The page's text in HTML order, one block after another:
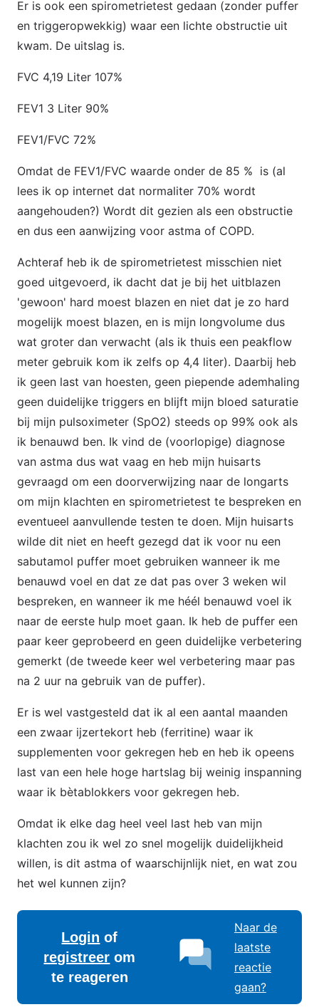
Er is ook een spirometrietest gedaan (zonder puffer
en triggeropwekkig) waar een lichte obstructie uit
kwam. De uitslag is.
FVC 4,19 Liter 107%
FEV1 3 Liter 90%
FEV1/FVC 72%
Omdat de FEV1/FVC waarde onder de 85 % is (al
lees ik op internet dat normaliter 70% wordt
aangehouden?) Wordt dit gezien als een obstructie
en dus een aanwijzing voor astma of COPD.
Achteraf heb ik de spirometrietest misschien niet
goed uitgevoerd, ik dacht dat je bij het uitblazen
'gewoon' hard moest blazen en niet dat je zo hard
mogelijk moest blazen, en is mijn longvolume dus
wat groter dan verwacht (als ik thuis een peakflow
meter gebruik kom ik zelfs op 4,4 liter). Daarbij heb
ik geen last van hoesten, geen piepende ademhaling
geen duidelijke triggers en blijft mijn bloed saturatie
bij mijn pulsoximeter (SpO2) steeds op 99% ook als
ik benauwd ben. Ik vind de (voorlopige) diagnose
van astma dus wat vaag en heb mijn huisarts
gevraagd om een doorverwijzing naar de longarts
om mijn klachten en spirometrietest te bespreken en
eventueel aanvullende testen te doen. Mijn huisarts
wilde dit niet en heeft gezegd dat ik voor nu een
sabutamol puffer moet gebruiken wanneer ik me
benauwd voel en dat ze dat pas over 3 weken wil
bespreken, en wanneer ik me héél benauwd voel ik
naar de eerste hulp moet gaan. Ik heb de puffer een
paar keer geprobeerd en geen duidelijke verbetering
gemerkt (de tweede keer wel verbetering maar pas
na 2 uur na gebruik van de puffer).
Er is wel vastgesteld dat ik al een aantal maanden
een zwaar ijzertekort heb (ferritine) waar ik
supplementen voor gekregen heb en heb ik opeens
last van een hele hoge hartslag bij weinig inspanning
waar ik bètablokkers voor gekregen heb.
Omdat ik elke dag heel veel last heb van mijn
klachten zou ik wel zo snel mogelijk duidelijkheid
willen, is dit astma of waarschijnlijk niet, en wat zou
het wel kunnen zijn?
Login of
registreer om
te reageren
Naar de
laatste
reactie
gaan?